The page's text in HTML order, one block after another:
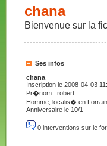
chana
Bienvenue sur la
Ses infos
chana
Inscription le 2008-04-03
Pr�nom : robert
Homme, localis� en
Anniversaire le 10/1
0 interventions sur le